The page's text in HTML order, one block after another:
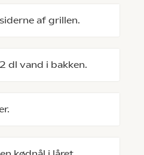
af grillen.
dl vand i bakken.